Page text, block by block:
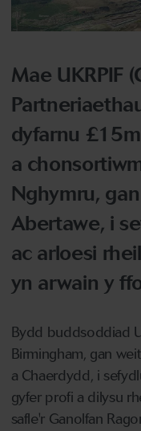
Mae UKRPIF
dyfarnu
a
Nghymru,
Abertawe, i
ac arloesi
yn arwain y
Bydd buddsoddiad
Birmingham, gan
a Chaerdydd, i
gyfer profi a dilysu
safle'r Ganolfan